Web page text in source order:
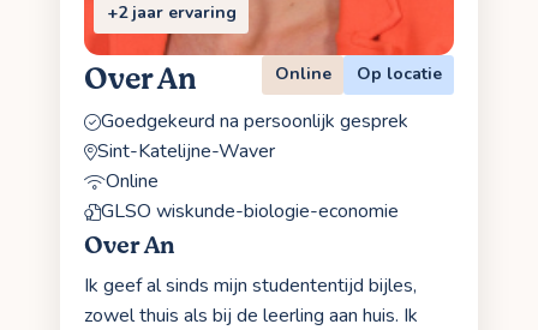
+2 jaar ervaring
Over An Online Op locatie
Goedgekeurd na persoonlijk gesprek
Sint-Katelijne-Waver
Online
GLSO wiskunde-biologie-economie
Over An
Ik geef al sinds mijn studententijd bijles,
zowel thuis als bij de leerling aan huis. Ik